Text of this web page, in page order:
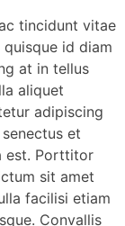
tincidunt vitae
id diam
at in tellus
aliquet
adipiscing
et
est. Porttitor
sit amet
facilisi etiam
Convallis